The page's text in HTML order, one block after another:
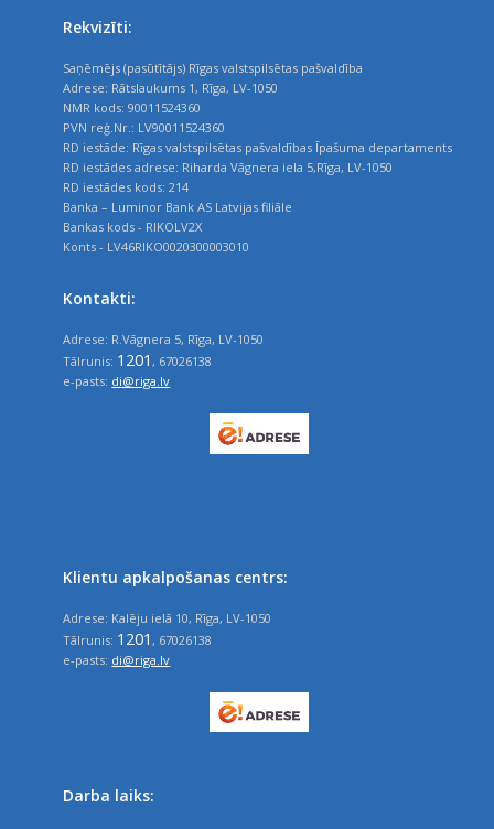
Rekvizīti:
Saņēmējs (pasūtītājs) Rīgas valstspilsētas pašvaldība
Adrese: Rātslaukums 1, Rīga, LV-1050
NMR kods: 90011524360
PVN reģ.Nr.: LV90011524360
RD iestāde: Rīgas valstspilsētas pašvaldības Īpašuma departaments
RD iestādes adrese: Riharda Vāgnera iela 5,Rīga, LV-1050
RD iestādes kods: 214
Banka – Luminor Bank AS Latvijas filiāle
Bankas kods - RIKOLV2X
Konts - LV46RIKO0020300003010
Kontakti:
Adrese: R.Vāgnera 5, Rīga, LV-1050
Tālrunis: 1201, 67026138
e-pasts: di@riga.lv
Klientu apkalpošanas centrs:
Adrese: Kalēju ielā 10, Rīga, LV-1050
Tālrunis: 1201 , 67026138
e-pasts: di@riga.lv
Darba laiks: